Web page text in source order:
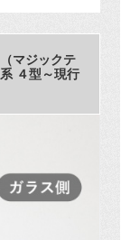
マジックテ
４型～現行